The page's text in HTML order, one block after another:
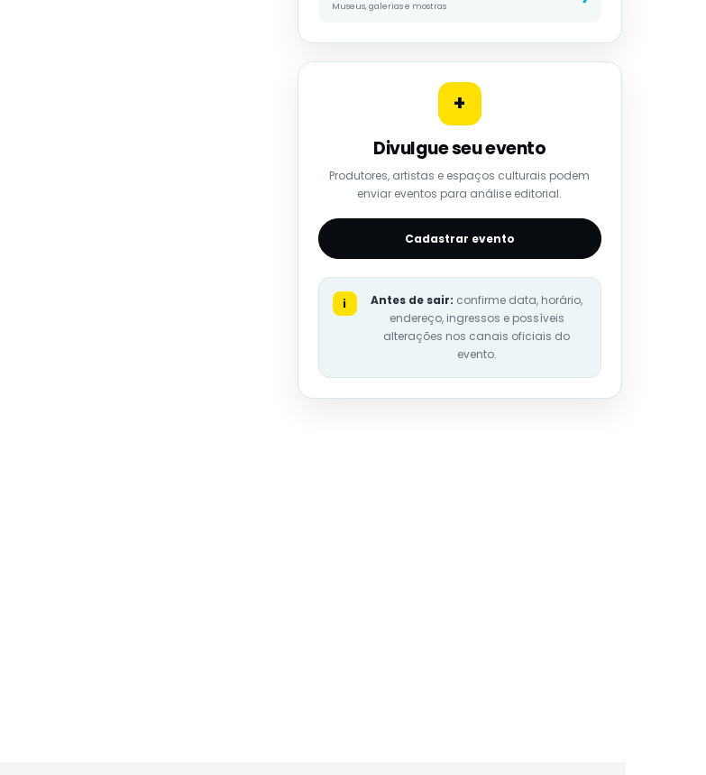
Museus, galerias e mostras
+
Divulgue seu evento
Produtores, artistas e espaços culturais podem
enviar eventos para análise editorial.
Cadastrar evento
i Antes de sair: confirme data, horário,
endereço, ingressos e possíveis
alterações nos canais oficiais do
evento.